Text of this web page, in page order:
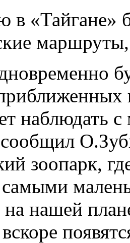
в «Тайгане»
наблюдать
зоопарк,
самыми
нашей